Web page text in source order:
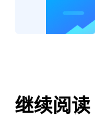
继续阅读